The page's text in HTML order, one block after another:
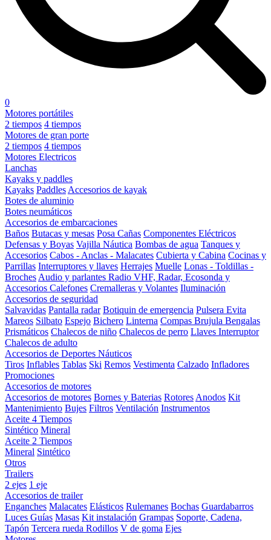
0
Motores portátiles
2 tiempos 4 tiempos
Motores de gran porte
2 tiempos 4 tiempos
Motores Electricos
Lanchas
Kayaks y paddles
Kayaks Paddles Accesorios de kayak
Botes de aluminio
Botes neumáticos
Accesorios de embarcaciones
Baños Butacas y mesas Posa Cañas Componentes Eléctricos
Defensas y Boyas Vajilla Náutica Bombas de agua Tanques y
Accesorios Cabos - Anclas - Malacates Cubierta y Cabina Cocinas y
Parrillas Interruptores y llaves Herrajes Muelle Lonas - Toldillas -
Broches Audio y parlantes Radio VHF, Radar, Ecosonda y
Accesorios Calefones Cremalleras y Volantes Iluminación
Accesorios de seguridad
Salvavidas Pantalla radar Botiquin de emergencia Pulsera Evita
Mareos Silbato Espejo Bichero Linterna Compas Brujula Bengalas
Prismáticos Chalecos de niño Chalecos de perro Llaves Interruptor
Chalecos de adulto
Accesorios de Deportes Náuticos
Tiros Inflables Tablas Ski Remos Vestimenta Calzado Infladores
Promociones
Accesorios de motores
Accesorios de motores Bornes y Baterias Rotores Anodos Kit
Mantenimiento Bujes Filtros Ventilación Instrumentos
Aceite 4 Tiempos
Sintético Mineral
Aceite 2 Tiempos
Mineral Sintético
Otros
Trailers
2 ejes 1 eje
Accesorios de trailer
Enganches Malacates Elásticos Rulemanes Bochas Guardabarros
Luces Guías Masas Kit instalación Grampas Soporte, Cadena,
Tapón Tercera rueda Rodillos V de goma Ejes